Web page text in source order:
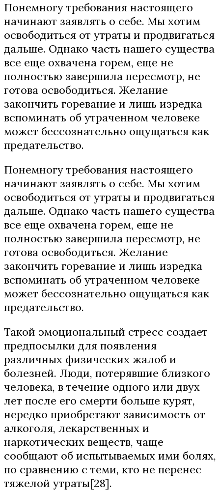
Понемногу требования настоящего
начинают заявлять о себе. Мы хотим
освободиться от утраты и продвигаться
дальше. Однако часть нашего существа
все еще охвачена горем, еще не
полностью завершила пересмотр, не
готова освободиться. Желание
закончить горевание и лишь изредка
вспоминать об утраченном человеке
может бессознательно ощущаться как
предательство.
Понемногу требования настоящего
начинают заявлять о себе. Мы хотим
освободиться от утраты и продвигаться
дальше. Однако часть нашего существа
все еще охвачена горем, еще не
полностью завершила пересмотр, не
готова освободиться. Желание
закончить горевание и лишь изредка
вспоминать об утраченном человеке
может бессознательно ощущаться как
предательство.
Такой эмоциональный стресс создает
предпосылки для появления
различных физических жалоб и
болезней. Люди, потерявшие близкого
человека, в течение одного или двух
лет после его смерти больше курят,
нередко приобретают зависимость от
алкоголя, лекарственных и
наркотических веществ, чаще
сообщают об испытываемых ими болях,
по сравнению с теми, кто не перенес
тяжелой утраты[28].